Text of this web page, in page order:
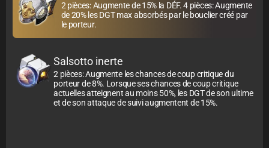
2 pièces: Augmente de 15% la DÉF. 4 pièces: Augmente
de 20% les DGT max absorbés par le bouclier créé par
le porteur.
Salsotto inerte
2 pièces: Augmente les chances de coup critique du
porteur de 8%. Lorsque ses chances de coup critique
actuelles atteignent au moins 50%, les DGT de son ultime
et de son attaque de suivi augmentent de 15%.